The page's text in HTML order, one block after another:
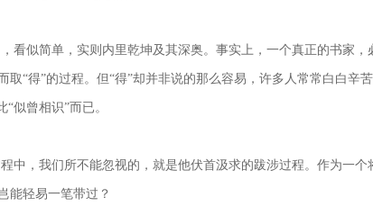
看似简单，实则内里乾坤及其深奥。事实上，一个真正的书家，
取“得”的过程。但“得”却并非说的那么容易，许多人常常白白辛
似曾相识”而已。
中，我们所不能忽视的，就是他伏首汲求的跋涉过程。作为一
能轻易一笔带过？